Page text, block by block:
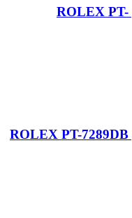
ساعت مچی مردانه رولکس مدل ROLEX PT-